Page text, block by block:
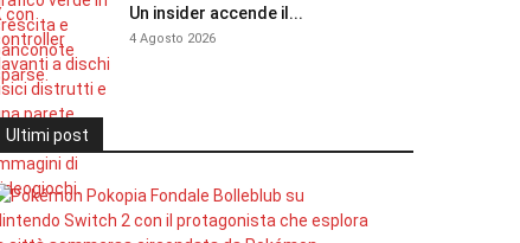
Un insider accende il...
4 Agosto 2026
Ultimi post